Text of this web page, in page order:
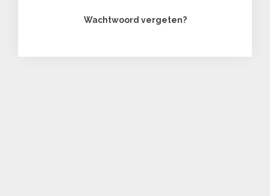
Wachtwoord vergeten?